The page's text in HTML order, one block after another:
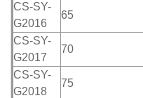
CS-SY-
G2016
65
CS-SY-
G2017
70
CS-SY-
G2018
75